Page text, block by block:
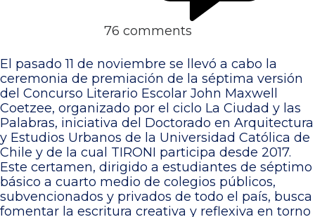
76 comments
El pasado 11 de noviembre se llevó a cabo la
ceremonia de premiación de la séptima versión
del Concurso Literario Escolar John Maxwell
Coetzee, organizado por el ciclo La Ciudad y las
Palabras, iniciativa del Doctorado en Arquitectura
y Estudios Urbanos de la Universidad Católica de
Chile y de la cual TIRONI participa desde 2017.
Este certamen, dirigido a estudiantes de séptimo
básico a cuarto medio de colegios públicos,
subvencionados y privados de todo el país, busca
fomentar la escritura creativa y reflexiva en torno